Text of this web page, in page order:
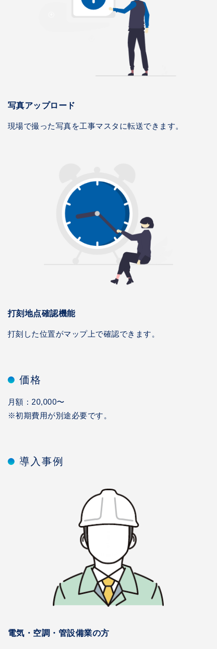
写真アップロード
現場で撮った写真を工事マスタに転送できます。
打刻地点確認機能
打刻した位置がマップ上で確認できます。
価格
月額：20,000〜
※初期費用が別途必要です。
導入事例
電気・空調・管設備業の方